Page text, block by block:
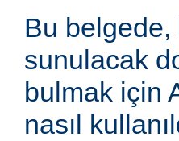
Bu belgede,
sunulacak
bulmak için
nasıl